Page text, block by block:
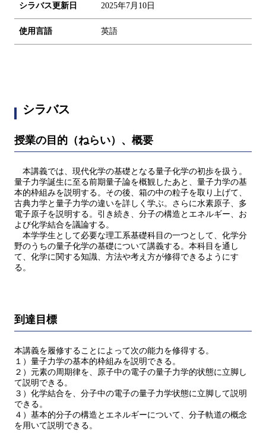
シラバス更新日 2025年7月10日
使用言語 英語
シラバス
授業の目的（ねらい）、概要
本講義では、現代化学の基礎となる量子化学の初歩を扱う。
量子力学誕生に至る前期量子論を概観したあと、量子力学の基
本的枠組みを説明する。その後、箱の中の粒子を取り上げて、
古典力学と量子力学の違いを詳しく学ぶ。さらに水素原子、多
電子原子を説明する。引き続き、分子の構造とエネルギー、お
よび化学結合を議論する。
本学学生として必要な理工系基礎科目の一つとして、化学分
野のうちの量子化学の基礎について講義する。本科目を通し
て、化学に関する知識、方法や考え方が修得できるようにす
る。
到達目標
本講義を履修することによって次の能力を修得する。
１）量子力学の基本的枠組みを説明できる。
２）元素の周期律を、原子中の電子の量子力学的状態に立脚し
て説明できる。
３）化学結合を、分子中の電子の量子力学状態に立脚して説明
できる。
４）基本的分子の構造とエネルギーについて、分子軌道の概念
を用いて説明できる。